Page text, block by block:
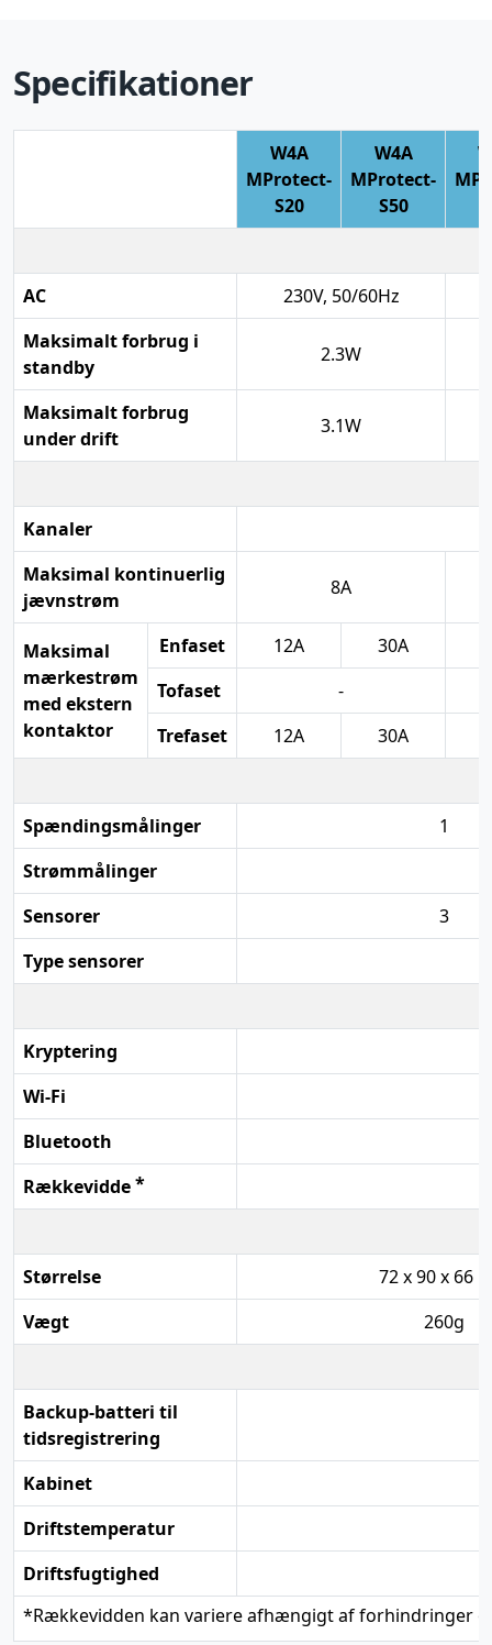
Specifikationer
W4A
MProtect-
S20
W4A
MProtect-
S50
AC
230V, 50/60Hz
Maksimalt forbrug i
standby
2.3W
Maksimalt forbrug
under drift
3.1W
Kanaler
Maksimal kontinuerlig
jævnstrøm
8A
Maksimal
mærkestrøm
med ekstern
kontaktor
Enfaset 12A
30A
Tofaset
-
Trefaset
12A 30A
Spændingsmålinger
1
Strømmålinger
Sensorer
3
Type sensorer
Kryptering
Wi-Fi
Bluetooth
Rækkevidde*
Størrelse
72 x 90 x 66
Vægt
260g
Backup-batteri til
tidsregistrering
Kabinet
Driftstemperatur
Driftsfugtighed
*Rækkevidden kan variere afhængigt af forhindringer